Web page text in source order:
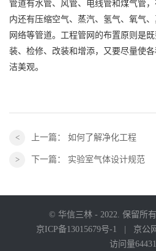
管道有水管、风管、电线管和煤气管
内还有压缩空气、蒸汽、氢气、氧气
网络等管道。工程管网的布置原则是
装、检修、改装和增添，又要尽量使
洁美观。
上一篇： 如何了解净化工程
下一篇： 实验室气体设计规范
© 华信三林 - 2022. 保留所
京ICP备13015679号-1 | 京公
访问量